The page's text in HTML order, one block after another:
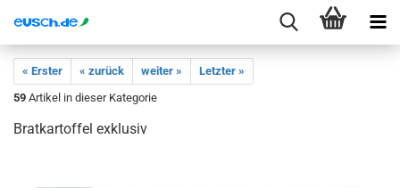
« Erster « zurück weiter »
Letzter »
59 Artikel in dieser Kategorie
Bratkartoffel exklusiv